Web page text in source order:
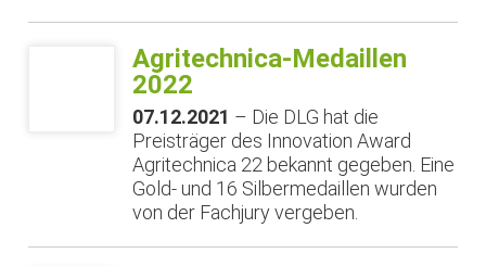
Agritechnica-Medaillen
2022
07.12.2021 – Die DLG hat die
Preisträger des Innovation Award
Agritechnica 22 bekannt gegeben. Eine
Gold- und 16 Silbermedaillen wurden
von der Fachjury vergeben.